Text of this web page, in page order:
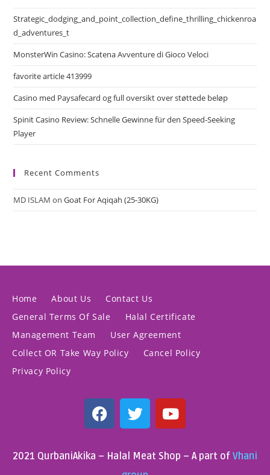
Strategic_dodging_and_point_collection_define_thrilling_chickenroa
d_adventures_t
MonsterWin Casino: Scatena Avventure di Gioco Veloci
favorite article 413999
Casino med Paysafecard og full oversikt over støttede beløp
Spinit Casino Review: Schnelle Gewinne für den Speed‑Seeking
Player
Recent Comments
MD ISLAM onGoat For Aqiqah (25-30KG)
Home About Us
Contact Us
General Terms Of Sale
Halal Certificate
Management Team
User Agreement
Collect OR Take Way Policy
Cancel Policy
Privacy Policy
2021 QurbaniAkika – Halal Meat Shop – A part of Vhani